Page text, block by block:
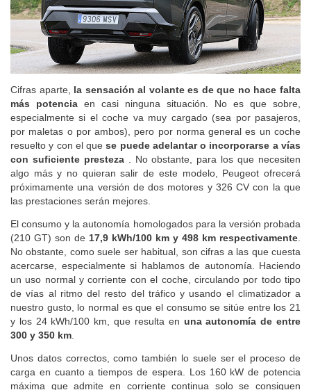
Cifras aparte,la sensación al volante es de que no hace falta
más potencia en casi ninguna situación. No es que sobre,
especialmente si el coche va muy cargado (sea por pasajeros,
por maletas o por ambos), pero por norma general es un coche
resuelto y con el quese puede adelantar o incorporarse a vías
con suficientepresteza. No obstante, para los que necesiten
algo más y no quieran salir de este modelo, Peugeot ofrecerá
próximamente una versión de dos motores y 326 CV con la que
El consumo y la autonomía homologados para la versión probada
(210 GT) son de17,9 kWh/100 km y 498 km respectivamente.
No obstante, como suele ser habitual, son cifras a las que cuesta
acercarse, especialmente si hablamos de autonomía. Haciendo
un uso normal y corriente con el coche, circulando por todo tipo
de vías al ritmo del resto del tráfico y usando el climatizador a
nuestro gusto, lo normal es que el consumo se sitúe entre los 21
y los 24 kWh/100 km, que resulta en
Unos datos correctos, como también lo suele ser el proceso de
carga en cuanto a tiempos de espera. Los 160 kW de potencia